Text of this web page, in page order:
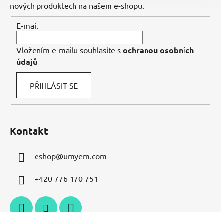
nových produktech na našem e-shopu.
E-mail
Vložením e-mailu souhlasíte s ochranou osobních
údajů
PŘIHLÁSIT SE
Kontakt
eshop@umyem.com
+420 776 170 751